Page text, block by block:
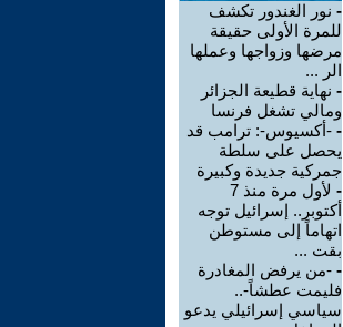
- نور الغندور تكشف
للمرة الأولى حقيقة
مرضها وزواجها وعملها
الر ...
- نهاية قطيعة الجزائر
ومالي تشغل فرنسا
- -أكسيوس-: ترامب قد
يحصل على سلطة
جمركية جديدة وكبيرة
-
لأول مرة منذ 7
أكتوبر.. إسرائيل توجه
اتهاماً إلى مستوطن
بقت ...
- -من يرفض المغادرة
فليمت عطشاً-..
سياسي إسرائيلي يدعو